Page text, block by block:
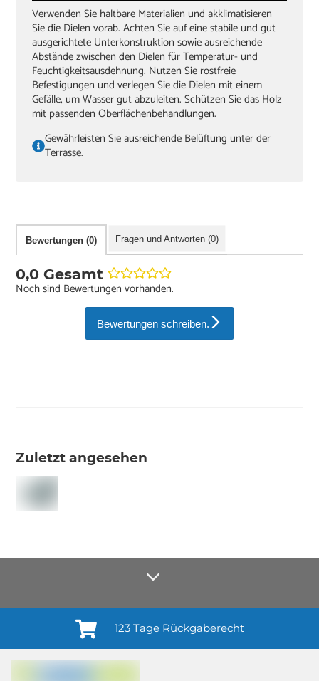
Verwenden Sie haltbare Materialien und akklimatisieren
Sie die Dielen vorab. Achten Sie auf eine stabile und gut
ausgerichtete Unterkonstruktion sowie ausreichende
Abstände zwischen den Dielen für Temperatur- und
Feuchtigkeitsausdehnung. Nutzen Sie rostfreie
Befestigungen und verlegen Sie die Dielen mit einem
Gefälle, um Wasser gut abzuleiten. Schützen Sie das Holz
mit passenden Oberflächenbehandlungen.
Gewährleisten Sie ausreichende Belüftung unter der
Terrasse.
Bewertungen (0) Fragen und Antworten (0)
0,0 Gesamt
Noch sind Bewertungen vorhanden.
Bewertungen schreiben.
Zuletzt angesehen
Anmelden¹
123 Tage Rückgaberecht